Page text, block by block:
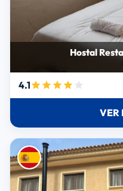
Hostal
4.1
VER